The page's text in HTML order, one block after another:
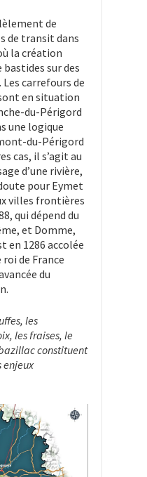
de
de transit dans
la création
sur des
Les carrefours de
en situation
du-Périgord
une logique
du-Périgord
cas, il s’agit au
d’une rivière,
pour Eymet
villes frontières
qui dépend du
et Domme,
en 1286 accolée
de France
du
les
les fraises, le
constituent
enjeux